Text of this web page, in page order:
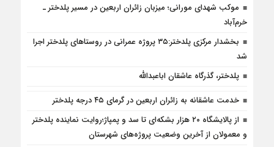
موکب شهدای مورانی؛ میزبان زائران اربعین در مسیر پلدختر ـ
خرم‌آباد
بخشدار مرکزی پلدختر:۳۵ پروژه عمرانی در روستاهای پلدختر اجرا
شد
پلدختر، گذرگاه عاشقان اباعبدالله
خدمت عاشقانه به زائران اربعین در گرمای ۴۵ درجه پلدختر
از پالایشگاه ۲۰ هزار بشکه‌ای تا سد و پمپاژ؛روایت نماینده پلدختر
و معمولان از آخرین وضعیت پروژه‌های شهرستان